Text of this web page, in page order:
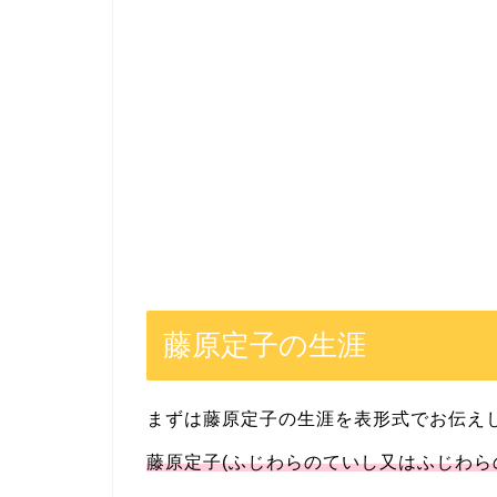
藤原定子の生涯
まずは藤原定子の生涯を表形式でお伝え
藤原定子(ふじわらのていし又はふじわ